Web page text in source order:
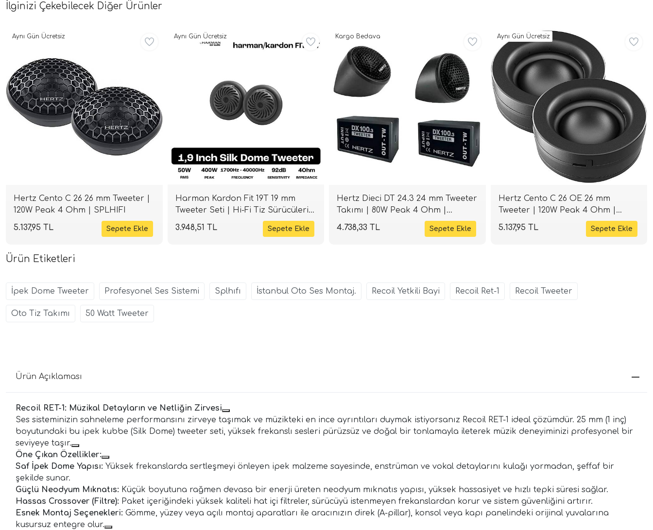
İlginizi Çekebilecek Diğer Ürünler
Hertz Cento C 26 26 mm Tweeter |
120W Peak 4 Ohm | SPLHIFI
5.137,95 TL
Aynı Gün Ücretsiz
Harman Kardon Fit 19T 19 mm
Tweeter Seti | Hi-Fi Tiz Sürücüleri |
SPLHIFI
3.948,51 TL
Aynı Gün Ücretsiz
Hertz Dieci DT 24.3 24 mm Tweeter
Takımı | 80W Peak 4 Ohm |
SPLHIFI
4.738,33 TL
Kargo Bedava
Hertz Cento C 26 OE 26 mm
Tweeter | 120W Peak 4 Ohm |
SPLHIFI
5.137,95 TL
Aynı Gün Ücretsiz
Ürün Etiketleri
İpek Dome Tweeter Profesyonel Ses Sistemi Splhıfı İstanbul Oto Ses Montaj. Recoil Yetkili Bayi Recoil Ret-1 Recoil Tweeter
Oto Tiz Takımı 50 Watt Tweeter
Ürün Açıklaması
Recoil RET-1: Müzikal Detayların ve Netliğin Zirvesi
Ses sisteminizin sahneleme performansını zirveye taşımak ve müzikteki en ince ayrıntıları duymak istiyorsanız Recoil RET-1 ideal çözümdür. 25 mm (1 inç)
boyutundaki bu ipek kubbe (Silk Dome) tweeter seti, yüksek frekanslı sesleri pürüzsüz ve doğal bir tonlamayla ileterek müzik deneyiminizi profesyonel bir
seviyeye taşır.
Öne Çıkan Özellikler:
Saf İpek Dome Yapısı: Yüksek frekanslarda sertleşmeyi önleyen ipek malzeme sayesinde, enstrüman ve vokal detaylarını kulağı yormadan, şeffaf bir
şekilde sunar.
Güçlü Neodyum Mıknatıs: Küçük boyutuna rağmen devasa bir enerji üreten neodyum mıknatıs yapısı, yüksek hassasiyet ve hızlı tepki süresi sağlar.
Hassas Crossover (Filtre): Paket içeriğindeki yüksek kaliteli hat içi filtreler, sürücüyü istenmeyen frekanslardan korur ve sistem güvenliğini artırır.
Esnek Montaj Seçenekleri: Gömme, yüzey veya açılı montaj aparatları ile aracınızın direk (A-pillar), konsol veya kapı panelindeki orijinal yuvalarına
kusursuz entegre olur.